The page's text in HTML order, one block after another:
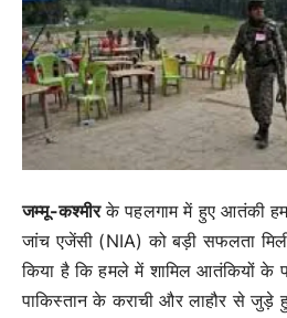
जम्मू-कश्मीरके पहलगाम में हुए आतंकी
जांच एजेंसी (NIA) को बड़ी सफलता
किया है कि हमले में शामिल आतंकियों के
पाकिस्तान के कराची और लाहौर से जुड़े